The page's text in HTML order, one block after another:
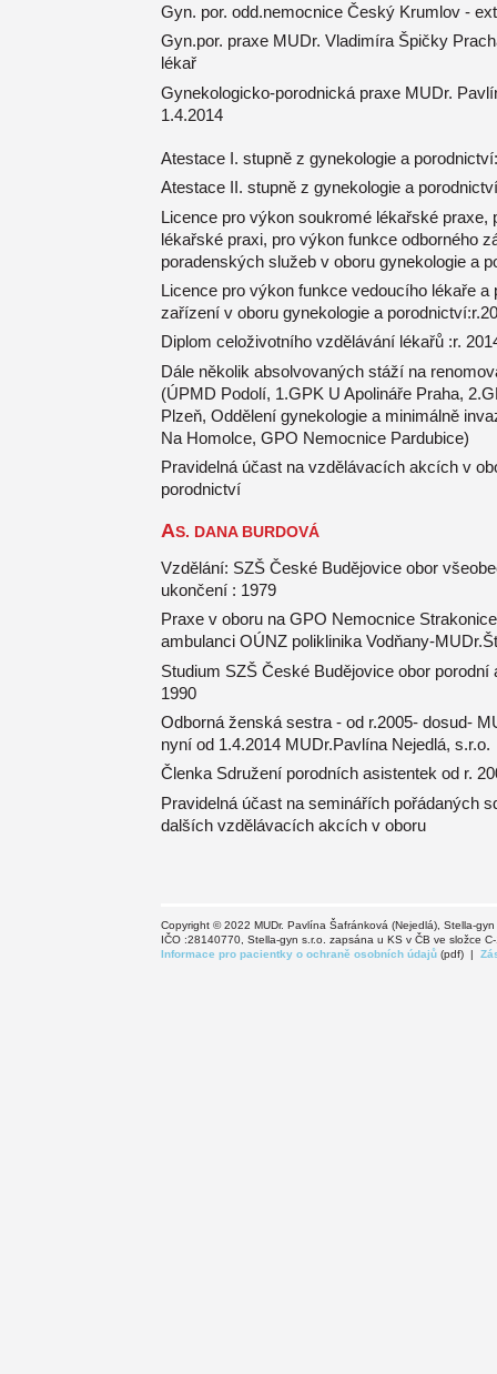
Gyn. por. odd.nemocnice Český Krumlov -
Gyn.por. praxe MUDr. Vladimíra Špičky
lékař
Gynekologicko-porodnická praxe MUDr.
1.4.2014
Atestace I. stupně z gynekologie a
Atestace II. stupně z gynekologie a
Licence pro výkon soukromé lékařské praxe,
lékařské praxi, pro výkon funkce odborného
poradenských služeb v oboru gynekologie a
Licence pro výkon funkce vedoucího lékaře
zařízení v oboru gynekologie a
Diplom celoživotního vzdělávání lékařů :r.
Dále několik absolvovaných stáží na
(ÚPMD Podolí, 1.GPK U Apolináře Praha,
Plzeň, Oddělení gynekologie a minimálně
Na Homolce, GPO Nemocnice Pardubice)
Pravidelná účast na vzdělávacích akcích v
porodnictví
AS. DANA BURDOVÁ
Vzdělání: SZŠ České Budějovice obor
ukončení : 1979
Praxe v oboru na GPO Nemocnice
ambulanci OÚNZ poliklinika Vodňany-
Studium SZŠ České Budějovice obor
1990
Odborná ženská sestra - od r.2005- dosud-
nyní od 1.4.2014 MUDr.Pavlína Nejedlá, s.r.o.
Členka Sdružení porodních asistentek od r.
Pravidelná účast na seminářích pořádaných
dalších vzdělávacích akcích v oboru
Copyright © 2022 MUDr. Pavlína Šafránková (Nejedlá), Stella-
IČO :28140770, Stella-gyn s.r.o. zapsána u KS v ČB ve složce
Informace pro pacientky o ochraně osobních údajů (pdf) |